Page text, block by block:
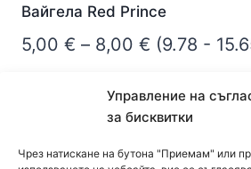
Управление на
за бисквитки
Чрез натискане на бутона "Приемам" или
Вайгела Red Prince
5,00 € – 8,00 € Price
5,00 €
through
8,00 €
(9.78 -
Опции
product